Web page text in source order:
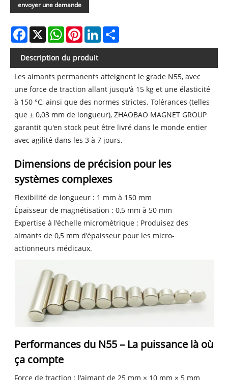
envoyer une demande
Facebook
X WhatsAppPinterestLinkedIn
Description du produit
Les aimants permanents atteignent le grade N55, avec
une force de traction allant jusqu'à 15 kg et une élasticité
à 150 °C, ainsi que des normes strictes. Tolérances (telles
que ± 0,03 mm de longueur), ZHAOBAO MAGNET GROUP
garantit qu'en stock peut être livré dans le monde entier
avec agilité dans les 3 à 7 jours.
Dimensions de précision pour les
systèmes complexes
Flexibilité de longueur : 1 mm à 150 mm
Épaisseur de magnétisation : 0,5 mm à 50 mm
Expertise à l'échelle micrométrique : Produisez des
aimants de 0,5 mm d'épaisseur pour les micro-
actionneurs médicaux.
Performances du N55 – La puissance là où
ça compte
Force de traction : l'aimant de 25 mm × 10 mm × 5 mm